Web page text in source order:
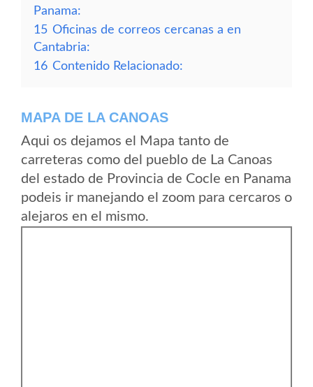
Panama:
15 Oficinas de correos cercanas a en
Cantabria:
16 Contenido Relacionado:
MAPA DE LA CANOAS
Aqui os dejamos el Mapa tanto de
carreteras como del pueblo de La Canoas
del estado de Provincia de Cocle en Panama
podeis ir manejando el zoom para cercaros o
alejaros en el mismo.